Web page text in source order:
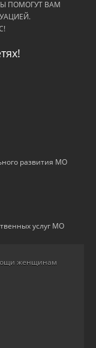
ПОМОГУТ ВАМ
развития МО
услуг МО
женщинам